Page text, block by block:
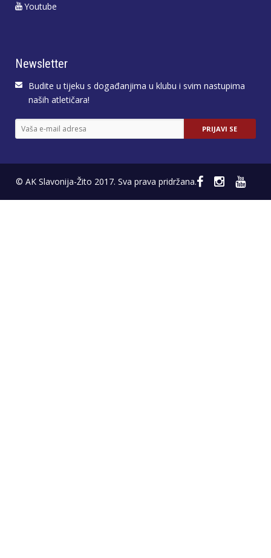
Youtube
Newsletter
Budite u tijeku s događanjima u klubu i svim nastupima
naših atletičara!
© AK Slavonija-Žito 2017. Sva prava pridržana.